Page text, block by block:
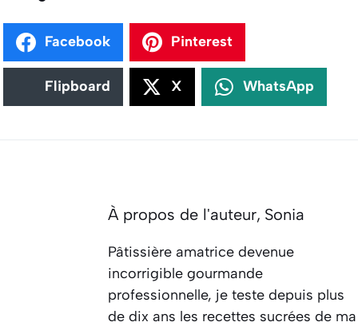
Facebook Pinterest
Flipboard X WhatsApp
À propos de l'auteur, Sonia
Pâtissière amatrice devenue
incorrigible gourmande
professionnelle, je teste depuis plus
de dix ans les recettes sucrées de ma